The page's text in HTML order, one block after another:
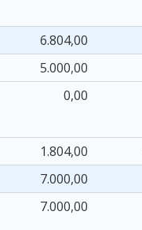
6.804,00
5.000,00
0,00
1.804,00
7.000,00
7.000,00